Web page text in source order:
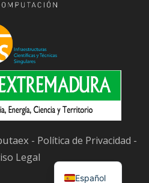
- Política de Privacidad -
Legal
Español